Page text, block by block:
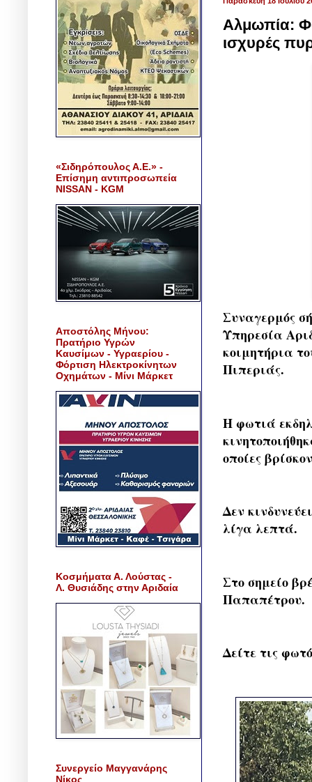
Αλμωπία:
ισχυρές
Συναγερμός
Υπηρεσία
κοιμητήρια
Πιπεριάς.
Η φωτιά
οποίες
Δεν
λίγα λεπτά.
Στο σημείο
Παπαπέτρου.
Δείτε τις
«Σιδηρόπουλος Α.Ε.» -
Επίσημη αντιπροσωπεία
NISSAN - KGM
Αποστόλης Μήνου:
Πρατήριο Υγρών
Καυσίμων - Υγραερίου -
Φόρτιση Ηλεκτροκίνητων
Οχημάτων - Μίνι Μάρκετ
Κοσμήματα Α. Λούστας -
Λ. Θυσιάδης στην Αριδαία
Συνεργείο Μαγγανάρης
Νίκος